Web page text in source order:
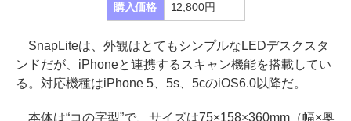
購入価格 12,800円
SnapLiteは、外観はとてもシンプルなLEDデスクスタ
ンドだが、iPhoneと連携するスキャン機能を搭載してい
る。対応機種はiPhone 5、5s、5cのiOS6.0以降だ。
本体は“コの字型”で、サイズは75×158×360mm（幅×奥